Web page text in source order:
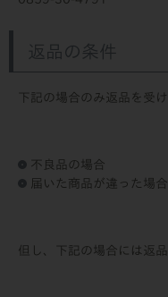
返品の条件
下記の場合のみ返品を受
不良品の場合
届いた商品が違った場合
但し、下記の場合には返